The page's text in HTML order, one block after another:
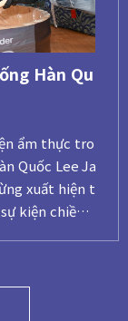
Hàn Qu
ẩm thực tro
xuất hiện t
kiện chiều 2